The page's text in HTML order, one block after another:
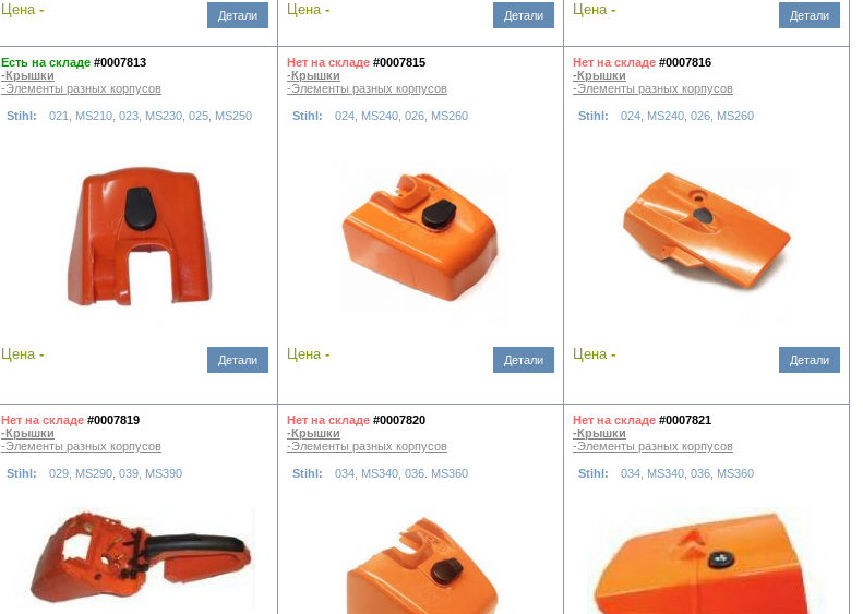
Цена - Детали Цена - Детали Цена - Детали
Есть на складе #0007813
-Крышки
-Элементы разных корпусов
Stihl: 021, MS210, 023, MS230, 025, MS250
Цена - Детали
Нет на складе #0007815
-Крышки
-Элементы разных корпусов
Stihl: 024, MS240, 026, MS260
Цена - Детали
Нет на складе #0007816
-Крышки
-Элементы разных корпусов
Stihl: 024, MS240, 026, MS260
Цена - Детали
Нет на складе #0007819
-Крышки
-Элементы разных корпусов
Stihl: 029, MS290, 039, MS390
Нет на складе #0007820
-Крышки
-Элементы разных корпусов
Stihl: 034, MS340, 036. MS360
Нет на складе #0007821
-Крышки
-Элементы разных корпусов
Stihl: 034, MS340, 036, MS360